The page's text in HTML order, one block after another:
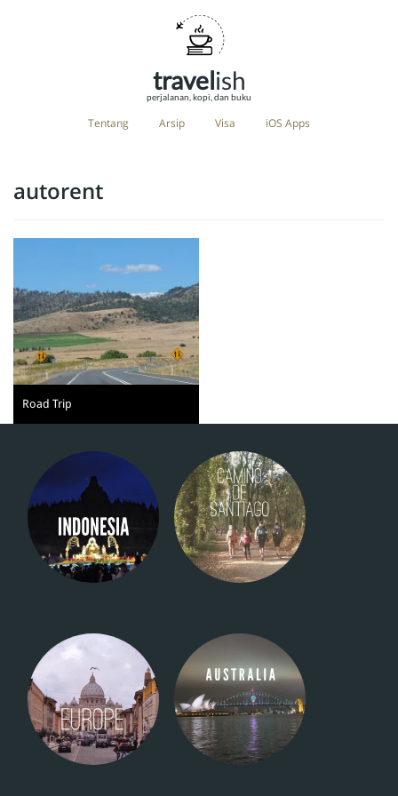
travelish
perjalanan, kopi, dan buku
Tentang Arsip Visa iOS Apps
autorent
Road Trip